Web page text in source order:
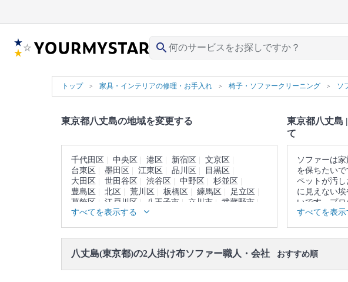
search
トップ 家具・インテリアの修理・お手入れ 椅子・ソファークリーニング ソ
東京都八丈島の地域を変更する
千代田区 中央区 港区 新宿区
文京区
台東区
墨田区 江東区 品川区
目黒区
大田区
世田谷区 渋谷区 中野区
杉並区
豊島区
北区 荒川区 板橋区 練馬区
足立区
葛飾区
江戸川区 八王子市 立川市
武蔵野市
三鷹市
青梅市 府中市
稲城市
羽村市 あきる野市
西東京市
すべてを表示する
東京都八丈島
て
ソファーは
を保ちたいで
ペットが汚
に見えない
いです。プ
ら、落ちない
▼表示価格に
の作業範囲
すべてを表示
八丈島(東京都)の2人掛け布ソファー職人・会社 おすすめ順